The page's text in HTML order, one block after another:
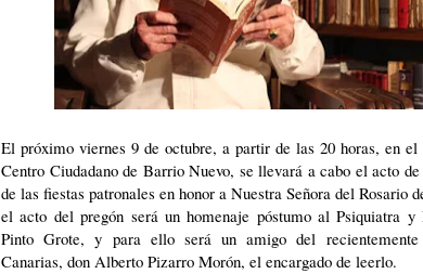
El próximo viernes 9 de octubre, a partir de las 20 horas, en el
Centro Ciudadano de Barrio Nuevo, se llevará a cabo el acto
de las fiestas patronales en honor a Nuestra Señora del Rosario
el acto del pregón será un homenaje póstumo al Psiquiatra y
Pinto Grote, y para ello será un amigo del
Canarias, don Alberto Pizarro Morón, el encargado de leerlo.